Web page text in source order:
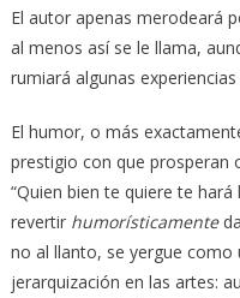
El autor apenas merodeará
al menos así se le llama,
rumiará algunas
El humor, o más
prestigio con que prosperan
“Quien bien te quiere te
revertir humorísticamente
no al llanto, se yergue
jerarquización en las artes: